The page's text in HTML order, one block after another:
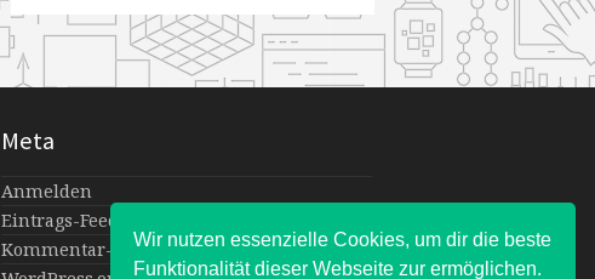
Meta
Anmelden
Eintrags-Feed
Kommentar-FeedWir nutzen essenzielle Cookies, um dir die beste
Funktionalität dieser Webseite zur ermöglichen.